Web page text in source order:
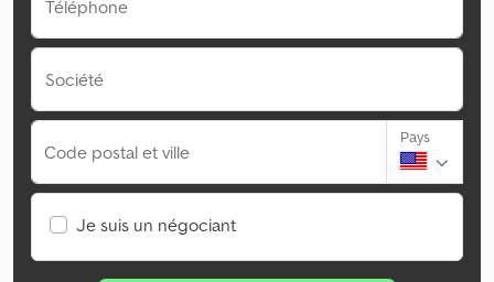
Téléphone
Société
Code postal et ville
Pays
Je suis un négociant